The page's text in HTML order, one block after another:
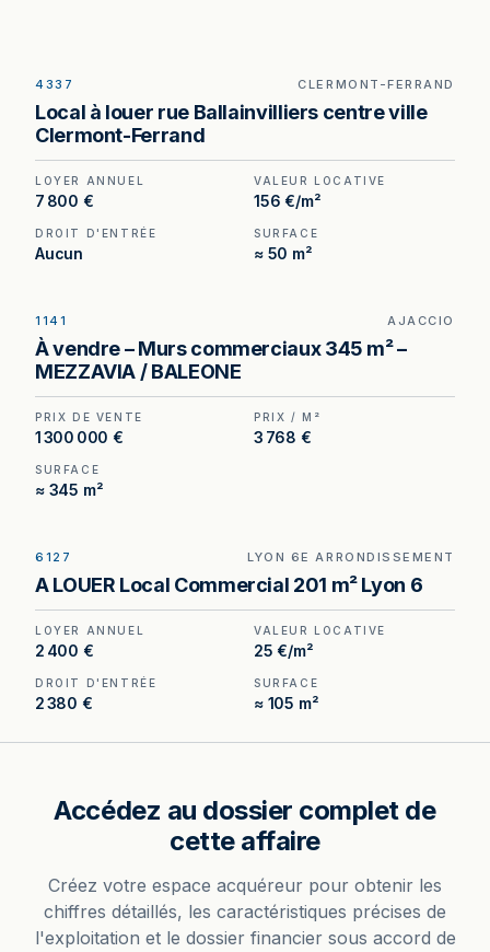
Local commercial à louer rue Ballainvilliers, en
plein centre-ville de Clermont-Ferrand — 50 m²
avec visibilité directe sur rue, au cœur d'un
secteur animé par le FRAC, les musées et l'École
des Beaux-Arts.
4337 CLERMONT-FERRAND
Local à louer rue Ballainvilliers centre ville
Clermont-Ferrand
LOYER ANNUEL
7 800 €
VALEUR LOCATIVE
156 €/m²
DROIT D'ENTRÉE
Aucun
SURFACE
≈ 50 m²
Local commercial à vendre à Ajaccio, au prix de 1
300 000 €. (Honoraires à la charge du cédant).
1141 AJACCIO
À vendre – Murs commerciaux 345 m² –
MEZZAVIA / BALEONE
PRIX DE VENTE
1 300 000 €
PRIX / M²
3 768 €
SURFACE
≈ 345 m²
Local commercial de 196 m² à louer à Lyon 6e —
13 rue Vendôme, adresse de prestige, niveau de
6127 LYON 6E ARRONDISSEMENT
A LOUER Local Commercial 201 m² Lyon 6
LOYER ANNUEL
2 400 €
VALEUR LOCATIVE
25 €/m²
DROIT D'ENTRÉE
2 380 €
SURFACE
≈ 105 m²
Accédez au dossier complet de
cette affaire
Créez votre espace acquéreur pour obtenir les
chiffres détaillés, les caractéristiques précises de
l'exploitation et le dossier financier sous accord de